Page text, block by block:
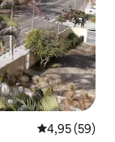
4,95 (59)